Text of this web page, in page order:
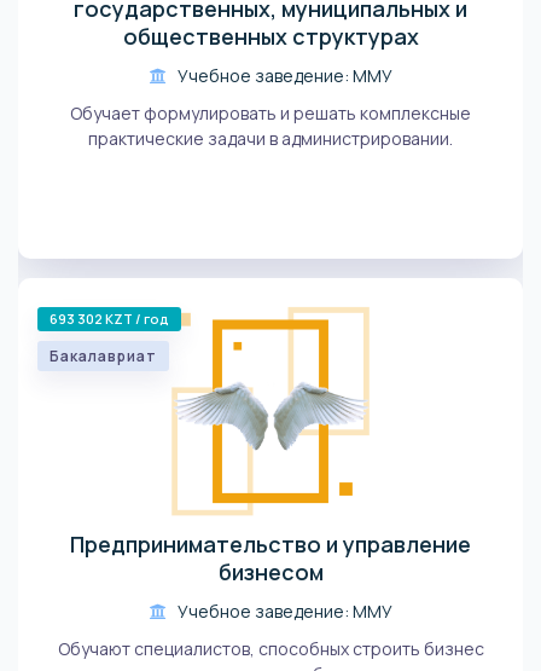
государственных, муниципальных и
общественных структурах
Учебное заведение: ММУ
Обучает формулировать и решать комплексные
практические задачи в администрировании.
693 302 KZT / год
Бакалавриат
Предпринимательство и управление
бизнесом
Учебное заведение: ММУ
Обучают специалистов, способных строить бизнес